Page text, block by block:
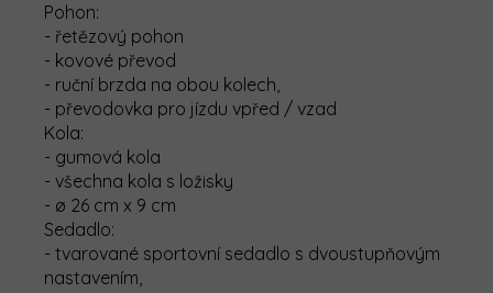
Pohon:
- řetězový pohon
- kovové převod
- ruční brzda na obou kolech,
- převodovka pro jízdu vpřed / vzad
Kola:
- gumová kola
- všechna kola s ložisky
- ø 26 cm x 9 cm
Sedadlo:
- tvarované sportovní sedadlo s dvoustupňovým
nastavením,